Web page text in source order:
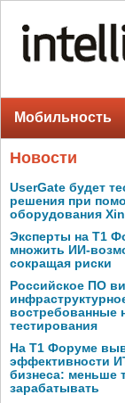
Мобильность
Новости
UserGate будет
решения при
оборудования
Эксперты на Т1
множить ИИ-
сокращая риски
Российское ПО
востребованные
тестирования
На Т1 Форуме
эффективности
бизнеса: меньше
зарабатывать